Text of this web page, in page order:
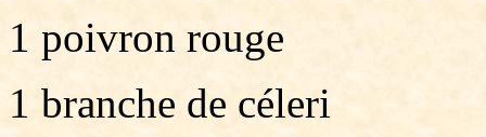
1 poivron rouge
1 branche de céleri